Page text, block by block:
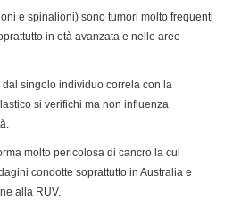
e spinalioni) sono tumori molto frequenti
in età avanzata e nelle aree
singolo individuo correla con la
si verifichi ma non influenza
molto pericolosa di cancro la cui
condotte soprattutto in Australia e
alla RUV.